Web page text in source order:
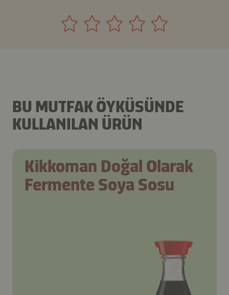
BU MUTFAK ÖYKÜSÜNDE
KULLANILAN ÜRÜN
Kikkoman Doğal Olarak
Fermente Soya Sosu